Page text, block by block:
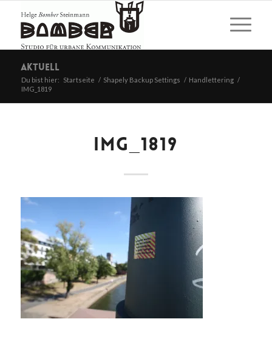
Aktuell
Du bist hier: Startseite / Shapely Backup Settings / Handlettering /
IMG_1819
IMG_1819